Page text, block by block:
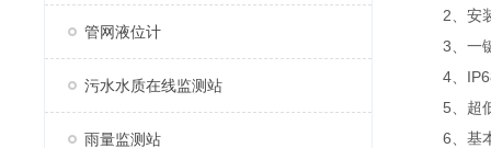
管网液位计
污水水质在线监测站
雨量监测站
2、安装
3、一键
4、IP68
5、超低
6、基本